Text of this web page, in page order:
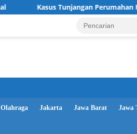
Kasus Tunjangan Perumahan Ponorogo
Olahraga Jakarta Jawa Barat Jawa